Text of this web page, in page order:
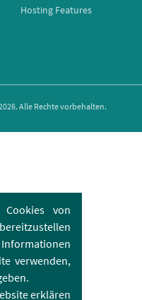
Cookies von
Informationen
verwenden,
erklären
Hosting Features
Alle Rechte vorbehalten.